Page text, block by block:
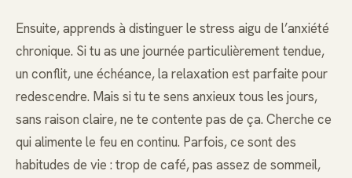
Ensuite, apprends à distinguer le stress aigu de l’anxiété
chronique. Si tu as une journée particulièrement tendue,
un conflit, une échéance, la relaxation est parfaite pour
redescendre. Mais si tu te sens anxieux tous les jours,
sans raison claire, ne te contente pas de ça. Cherche ce
qui alimente le feu en continu. Parfois, ce sont des
habitudes de vie : trop de café, pas assez de sommeil,